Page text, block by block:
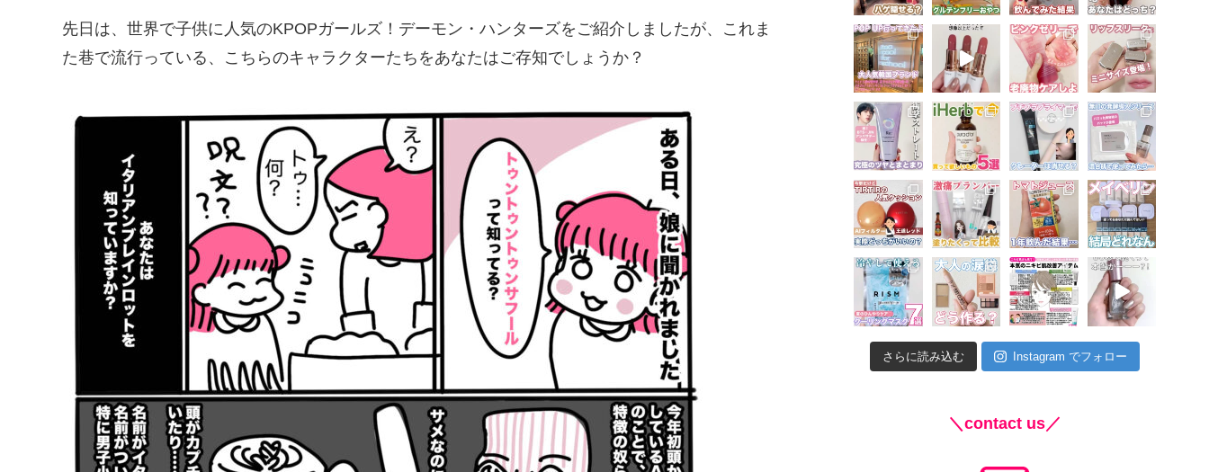
先日は、世界で子供に人気のKPOPガールズ！デーモン・ハンターズをご紹介しましたが、これま
た巷で流行っている、こちらのキャラクターたちをあなたはご存知でしょうか？
さらに読み込む Instagram でフォロー
＼contact us／